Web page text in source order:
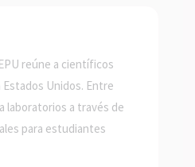
reúne a científicos
Unidos. Entre
laboratorios a través de
para estudiantes